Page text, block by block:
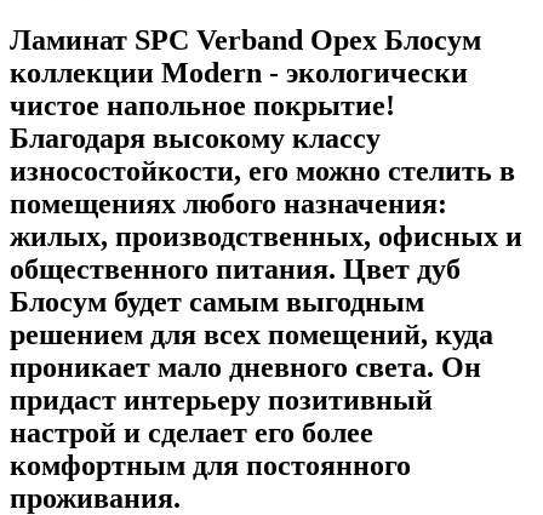
Ламинат SPC Verband Орех Блосум
коллекции Modern - экологически
чистое напольное покрытие!
Благодаря высокому классу
износостойкости, его можно стелить в
помещениях любого назначения:
жилых, производственных, офисных и
общественного питания. Цвет дуб
Блосум будет самым выгодным
решением для всех помещений, куда
проникает мало дневного света. Он
придаст интерьеру позитивный
настрой и сделает его более
комфортным для постоянного
проживания.